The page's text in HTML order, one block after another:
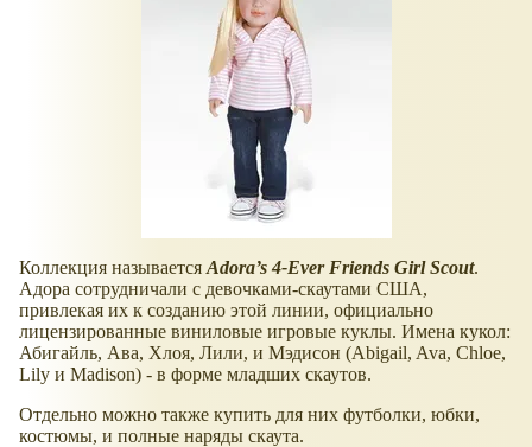
Коллекция называется Adora’s 4-Ever Friends Girl Scout.
Адора сотрудничали с девочками-скаутами США,
привлекая их к созданию этой линии, официально
лицензированные виниловые игровые куклы. Имена кукол:
Абигайль, Ава, Хлоя, Лили, и Мэдисон (Abigail, Ava, Chloe,
Lily и Madison) - в форме младших скаутов.
Отдельно можно также купить для них футболки, юбки,
костюмы, и полные наряды скаута.